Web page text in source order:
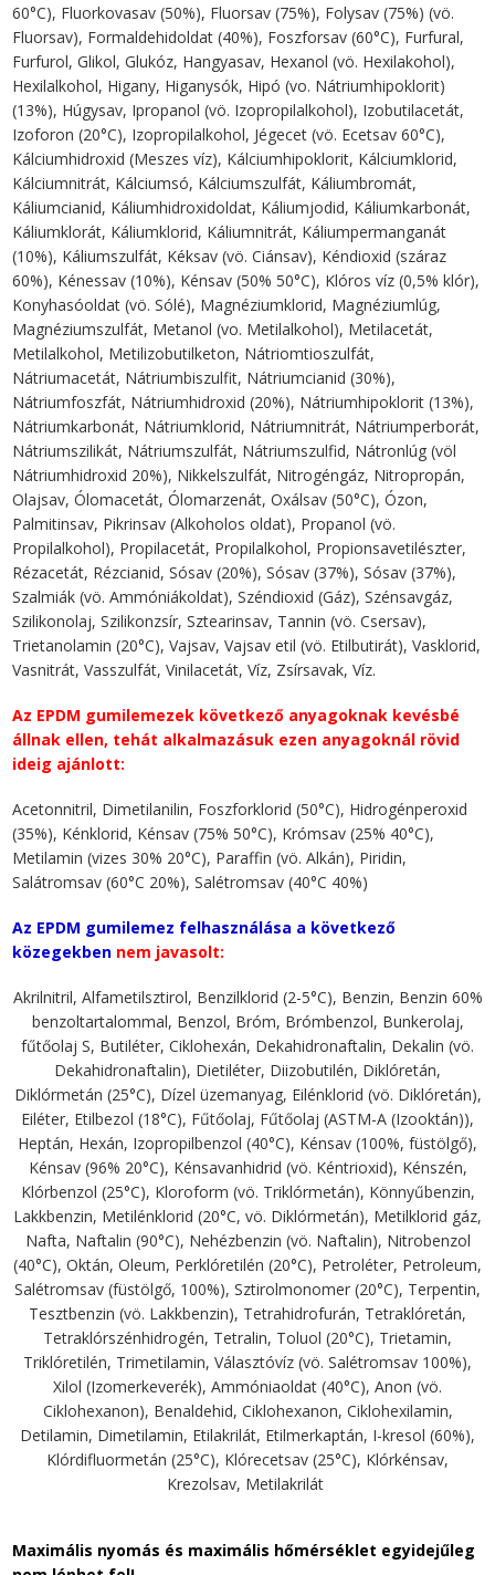
60°C), Fluorkovasav (50%), Fluorsav (75%), Folysav (75%) (vö.
Fluorsav), Formaldehidoldat (40%), Foszforsav (60°C), Furfural,
Furfurol, Glikol, Glukóz, Hangyasav, Hexanol (vö. Hexilakohol),
Hexilalkohol, Higany, Higanysók, Hipó (vo. Nátriumhipoklorit)
(13%), Húgysav, Ipropanol (vö. Izopropilalkohol), Izobutilacetát,
Izoforon (20°C), Izopropilalkohol, Jégecet (vö. Ecetsav 60°C),
Kálciumhidroxid (Meszes víz), Kálciumhipoklorit, Kálciumklorid,
Kálciumnitrát, Kálciumsó, Kálciumszulfát, Káliumbromát,
Káliumcianid, Káliumhidroxidoldat, Káliumjodid, Káliumkarbonát,
Káliumklorát, Káliumklorid, Káliumnitrát, Káliumpermanganát
(10%), Káliumszulfát, Kéksav (vö. Ciánsav), Kéndioxid (száraz
60%), Kénessav (10%), Kénsav (50% 50°C), Klóros víz (0,5% klór),
Konyhasóoldat (vö. Sólé), Magnéziumklorid, Magnéziumlúg,
Magnéziumszulfát, Metanol (vo. Metilalkohol), Metilacetát,
Metilalkohol, Metilizobutilketon, Nátriomtioszulfát,
Nátriumacetát, Nátriumbiszulfit, Nátriumcianid (30%),
Nátriumfoszfát, Nátriumhidroxid (20%), Nátriumhipoklorit (13%),
Nátriumkarbonát, Nátriumklorid, Nátriumnitrát, Nátriumperborát,
Nátriumszilikát, Nátriumszulfát, Nátriumszulfid, Nátronlúg (völ
Nátriumhidroxid 20%), Nikkelszulfát, Nitrogéngáz, Nitropropán,
Olajsav, Ólomacetát, Ólomarzenát, Oxálsav (50°C), Ózon,
Palmitinsav, Pikrinsav (Alkoholos oldat), Propanol (vö.
Propilalkohol), Propilacetát, Propilalkohol, Propionsavetilészter,
Rézacetát, Rézcianid, Sósav (20%), Sósav (37%), Sósav (37%),
Szalmiák (vö. Ammóniákoldat), Széndioxid (Gáz), Szénsavgáz,
Szilikonolaj, Szilikonzsír, Sztearinsav, Tannin (vö. Csersav),
Trietanolamin (20°C), Vajsav, Vajsav etil (vö. Etilbutirát), Vasklorid,
Vasnitrát, Vasszulfát, Vinilacetát, Víz, Zsírsavak, Víz.
Az EPDM gumilemezek következő anyagoknak kevésbé
állnak ellen, tehát alkalmazásuk ezen anyagoknál rövid
ideig ajánlott:
Acetonnitril, Dimetilanilin, Foszforklorid (50°C), Hidrogénperoxid
(35%), Kénklorid, Kénsav (75% 50°C), Krómsav (25% 40°C),
Metilamin (vizes 30% 20°C), Paraffin (vö. Alkán), Piridin,
Salátromsav (60°C 20%), Salétromsav (40°C 40%)
Az EPDM gumilemez felhasználása a következő
közegekben nem javasolt:
Akrilnitril, Alfametilsztirol, Benzilklorid (2-5°C), Benzin, Benzin 60%
benzoltartalommal, Benzol, Bróm, Brómbenzol, Bunkerolaj,
fűtőolaj S, Butiléter, Ciklohexán, Dekahidronaftalin, Dekalin (vö.
Dekahidronaftalin), Dietiléter, Diizobutilén, Diklóretán,
Diklórmetán (25°C), Dízel üzemanyag, Eilénklorid (vö. Diklóretán),
Eiléter, Etilbezol (18°C), Fűtőolaj, Fűtőolaj (ASTM-A (Izooktán)),
Heptán, Hexán, Izopropilbenzol (40°C), Kénsav (100%, füstölgő),
Kénsav (96% 20°C), Kénsavanhidrid (vö. Kéntrioxid), Kénszén,
Klórbenzol (25°C), Kloroform (vö. Triklórmetán), Könnyűbenzin,
Lakkbenzin, Metilénklorid (20°C, vö. Diklórmetán), Metilklorid gáz,
Nafta, Naftalin (90°C), Nehézbenzin (vö. Naftalin), Nitrobenzol
(40°C), Oktán, Oleum, Perklóretilén (20°C), Petroléter, Petroleum,
Salétromsav (füstölgő, 100%), Sztirolmonomer (20°C), Terpentin,
Tesztbenzin (vö. Lakkbenzin), Tetrahidrofurán, Tetraklóretán,
Tetraklórszénhidrogén, Tetralin, Toluol (20°C), Trietamin,
Triklóretilén, Trimetilamin, Választóvíz (vö. Salétromsav 100%),
Xilol (Izomerkeverék), Ammóniaoldat (40°C), Anon (vö.
Ciklohexanon), Benaldehid, Ciklohexanon, Ciklohexilamin,
Detilamin, Dimetilamin, Etilakrilát, Etilmerkaptán, I-kresol (60%),
Klórdifluormetán (25°C), Klórecetsav (25°C), Klórkénsav,
Krezolsav, Metilakrilát
Maximális nyomás és maximális hőmérséklet egyidejűleg